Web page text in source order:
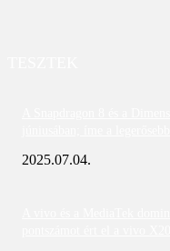
2025.07.04.